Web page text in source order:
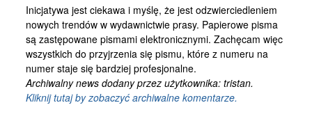
Inicjatywa jest ciekawa i myślę, że jest odzwierciedleniem
nowych trendów w wydawnictwie prasy. Papierowe pisma
są zastępowane pismami elektronicznymi. Zachęcam więc
wszystkich do przyjrzenia się pismu, które z numeru na
numer staje się bardziej profesjonalne.
Archiwalny news dodany przez użytkownika: tristan.
Kliknij tutaj by zobaczyć archiwalne komentarze.